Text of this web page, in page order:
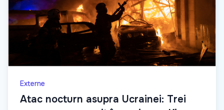
Externe
Atac nocturn asupra Ucrainei: Trei